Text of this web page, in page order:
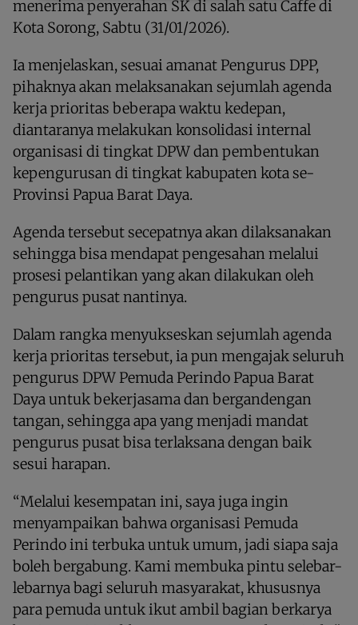
menerima penyerahan SK di salah satu Caffe di
Kota Sorong, Sabtu (31/01/2026).
Ia menjelaskan, sesuai amanat Pengurus DPP,
pihaknya akan melaksanakan sejumlah agenda
kerja prioritas beberapa waktu kedepan,
diantaranya melakukan konsolidasi internal
organisasi di tingkat DPW dan pembentukan
kepengurusan di tingkat kabupaten kota se-
Provinsi Papua Barat Daya.
Agenda tersebut secepatnya akan dilaksanakan
sehingga bisa mendapat pengesahan melalui
prosesi pelantikan yang akan dilakukan oleh
pengurus pusat nantinya.
Dalam rangka menyukseskan sejumlah agenda
kerja prioritas tersebut, ia pun mengajak seluruh
pengurus DPW Pemuda Perindo Papua Barat
Daya untuk bekerjasama dan bergandengan
tangan, sehingga apa yang menjadi mandat
pengurus pusat bisa terlaksana dengan baik
sesui harapan.
“Melalui kesempatan ini, saya juga ingin
menyampaikan bahwa organisasi Pemuda
Perindo ini terbuka untuk umum, jadi siapa saja
boleh bergabung. Kami membuka pintu selebar-
lebarnya bagi seluruh masyarakat, khususnya
para pemuda untuk ikut ambil bagian berkarya